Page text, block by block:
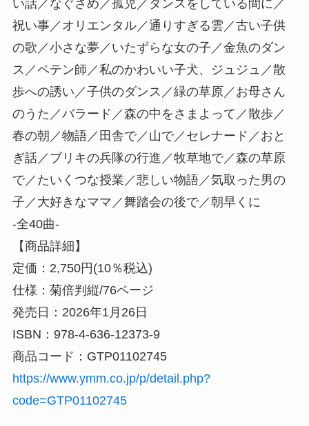
い話／なぐさめ／孤児／ダンスをしている間に／
祝い事／オリエンタル／通りすぎる雲／古い子供
の歌／小さな夢／いたずらな女の子／金魚のダン
ス／ペテン師／私のかわいい子犬、ジュジュ／散
歩への誘い／子供のダンス／緑の草原／お母さん
のうた／バラード／森の中をさまよって／散歩／
春の朝／物語／田舎で／山で／セレナード／おと
ぎ話／ブリキの兵隊の行進／牧草地で／森の草原
で／たいくつな授業／悲しい物語／気取った男の
子／大好きなママ／舞踏会の後で／朝早くに
-全40曲-
【商品詳細】
定価：2,750円(10％税込)
仕様：菊倍判縦/76ページ
発売日：2026年1月26日
ISBN：978-4-636-12373-9
商品コード：GTP01102745
https://www.ymm.co.jp/p/detail.php?
code=GTP01102745